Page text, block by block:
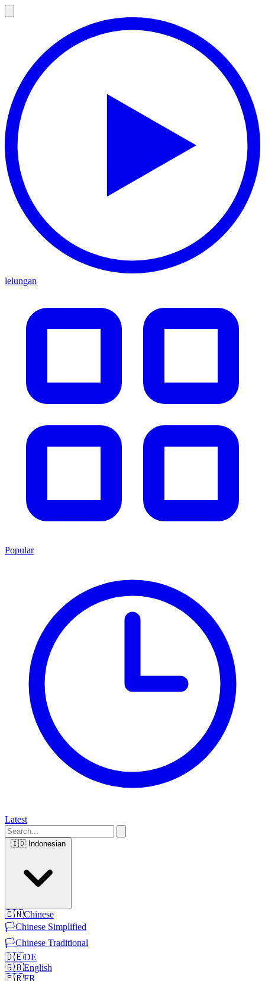
lelungan
Popular
Latest
🇮🇩 Indonesian
🇨🇳Chinese
🏳️Chinese Simplified
🏳️Chinese Traditional
🇩🇪DE
🇬🇧English
🇫🇷FR